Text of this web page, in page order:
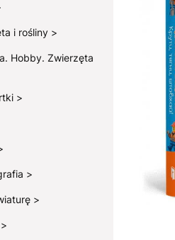
i rośliny
Hobby. Zwierzęta